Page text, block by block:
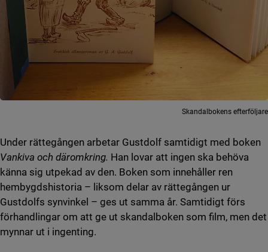
Skandalbokens efterföljare
Under rättegången arbetar Gustdolf samtidigt med boken
Vankiva och däromkring. Han lovar att ingen ska behöva
känna sig utpekad av den. Boken som innehåller ren
hembygdshistoria – liksom delar av rättegången ur
Gustdolfs synvinkel – ges ut samma år. Samtidigt förs
förhandlingar om att ge ut skandalboken som film, men det
mynnar ut i ingenting.